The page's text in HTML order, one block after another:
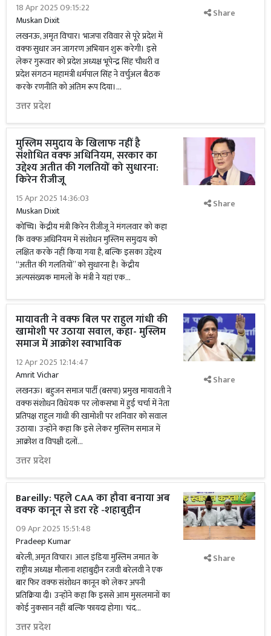
18 Apr 2025 09:15:22
Muskan Dixit
लखनऊ, अमृत विचार। भाजपा रविवार से पूरे प्रदेश में
वक्फ सुधार जन जागरण अभियान शुरू करेगी। इसे
लेकर गुरूवार को प्रदेश अध्यक्ष भूपेन्द्र सिंह चौधरी व
प्रदेश संगठन महामंत्री धर्मपाल सिंह ने वर्चुअल बैठक
करके रणनीति को अंतिम रूप दिया।...
उत्तर प्रदेश
Share
मुस्लिम समुदाय के खिलाफ नहीं है
संशोधित वक्फ अधिनियम, सरकार का
उद्देश्य अतीत की गलतियों को सुधारना:
किरेन रीजीजू
15 Apr 2025 14:36:03
Muskan Dixit
कोच्चि। केंद्रीय मंत्री किरेन रीजीजू ने मंगलवार को कहा
कि वक्फ अधिनियम में संशोधन मुस्लिम समुदाय को
लक्षित करके नहीं किया गया है, बल्कि इसका उद्देश्य
‘‘अतीत की गलतियों’’ को सुधारना है। केंद्रीय
अल्पसंख्यक मामलों के मंत्री ने यहां एक...
Share
मायावती ने वक्फ बिल पर राहुल गांधी की
खामोशी पर उठाया सवाल, कहा- मुस्लिम
समाज में आक्रोश स्वाभाविक
12 Apr 2025 12:14:47
Amrit Vichar
लखनऊ। बहुजन समाज पार्टी (बसपा) प्रमुख मायावती ने
वक्फ संशोधन विधेयक पर लोकसभा में हुई चर्चा में नेता
प्रतिपक्ष राहुल गांधी की खामोशी पर शनिवार को सवाल
उठाया। उन्होंने कहा कि इसे लेकर मुस्लिम समाज में
आक्रोश व विपक्षी दलों...
उत्तर प्रदेश
Share
Bareilly: पहले CAA का हौवा बनाया अब
वक्फ कानून से डरा रहे -शहाबुद्दीन
09 Apr 2025 15:51:48
Pradeep Kumar
बरेली, अमृत विचार। आल इंडिया मुस्लिम जमात के
राष्ट्रीय अध्यक्ष मौलाना शहाबुद्दीन रजवी बरेलवी ने एक
बार फिर वक्फ संशोधन कानून को लेकर अपनी
प्रतिक्रिया दी। उन्होंने कहा कि इससे आम मुसलमानों का
कोई नुकसान नहीं बल्कि फायदा होगा। चंद...
उत्तर प्रदेश
Share